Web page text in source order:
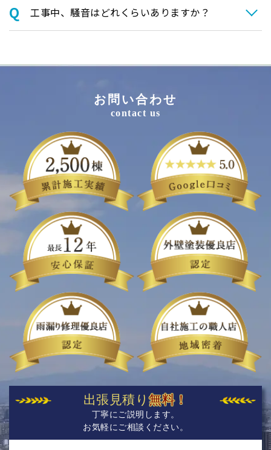
⼯事中、騒⾳はどれくらいありますか？
お問い合わせ
contact us
出張見積り無料！
丁寧にご説明します。
お気軽にご相談ください。